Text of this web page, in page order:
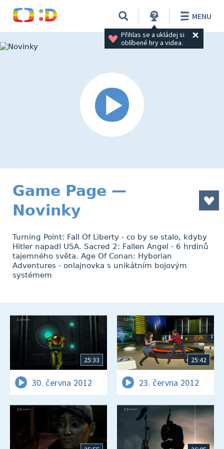
Přihlas se a ukládej si
oblíbené hry a videa.
MENU
Game Page —
Novinky
Turning Point: Fall Of Liberty - co by se stalo, kdyby
Hitler napadl USA. Sacred 2: Fallen Angel - 6 hrdinů
tajemného světa. Age Of Conan: Hyborian
Adventures - onlajnovka s unikátním bojovým
systémem
25:33
30. června 2012
25:42
23. června 2012